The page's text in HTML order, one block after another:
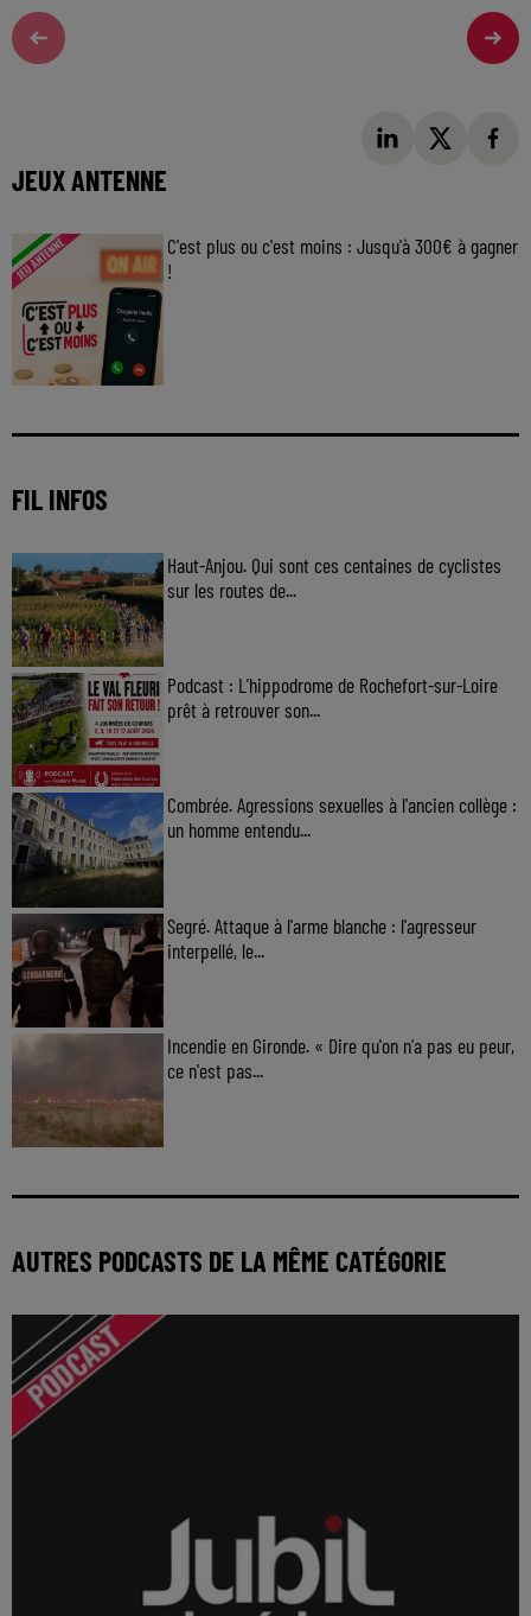
JEUX ANTENNE
C'est plus ou c'est moins : Jusqu'à 300€ à gagner
!
FIL INFOS
Haut-Anjou. Qui sont ces centaines de cyclistes
sur les routes de...
Podcast : L’hippodrome de Rochefort-sur-Loire
prêt à retrouver son...
Combrée. Agressions sexuelles à l'ancien collège :
un homme entendu...
Segré. Attaque à l'arme blanche : l'agresseur
interpellé, le...
Incendie en Gironde. « Dire qu'on n'a pas eu peur,
ce n'est pas...
AUTRES PODCASTS DE LA MÊME CATÉGORIE